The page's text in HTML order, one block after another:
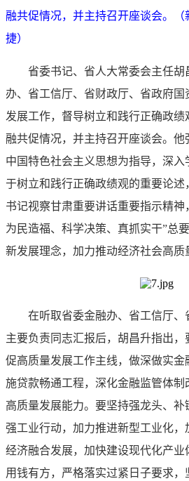
融共促情况，并主持召开座谈会。（
捷）
省委书记、省人大常委会主任胡
办、省工信厅、省财政厅、省政府
发展工作，督导树立和践行正确政
融共促情况，并主持召开座谈会。
中国特色社会主义思想为指导，深
于树立和践行正确政绩观的重要论
书记视察甘肃重要讲话重要指示精神
为民造福、科学决策、真抓实干”总
新发展理念，加力推动经济社会高质
在听取省委金融办、省工信厅
主要负责同志汇报后，胡昌升指出，
促高质量发展工作主线，做深做实金
施贷款畅通工程，深化金融监管体
高质量发展能力。要坚持强龙头、
强工业行动，加力推进新型工业化
经济融合发展，加快建设现代化产业
用钱有方，严格落实过紧日子要求，